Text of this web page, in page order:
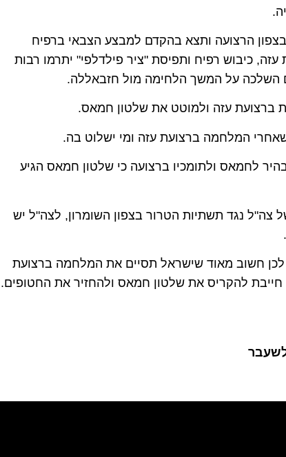
הרצועה ותצא בהקדם למבצע הצבאי ברפיח
כיבוש רפיח ותפיסת "ציר פילדלפי" יתרמו רבות
השלכה על המשך הלחימה מול חזבאללה.
ברצועת עזה ולמוטט את שלטון חמאס.
המלחמה ברצועת עזה ומי ישלוט בה.
לחמאס ולתומכיו ברצועה כי שלטון חמאס הגיע
נגד תשתיות הטרור בצפון השומרון, לצה"ל יש
חשוב מאוד שישראל תסיים את המלחמה ברצועת
חייבת להקריס את שלטון חמאס ולהחזיר את החטופים.